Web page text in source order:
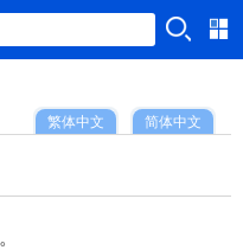
简体中文
繁体中文
。